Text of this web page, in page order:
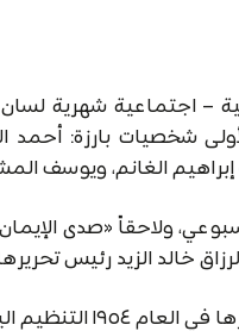
اجتماعية شهرية لسان
الأولى شخصيات بارزة:
الغانم، ويوسف
خالد الزيد رئيس تحريرها
الكويتي «العصبة الديمقراطية الكويتية».